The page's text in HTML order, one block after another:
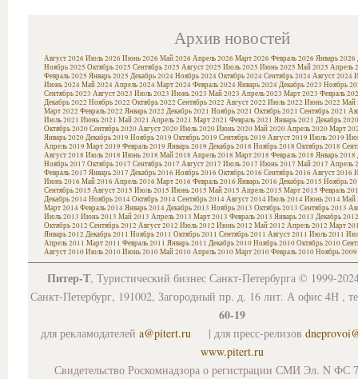
Архив новостей
Август 2026 Июль 2026 Июнь 2026 Май 2026 Апрель 2026 Март 2026 Февраль 2026 Январь 2026
Ноябрь 2025 Октябрь 2025 Сентябрь 2025 Август 2025 Июль 2025 Июнь 2025 Май 2025 Апрель
Февраль 2025 Январь 2025 Декабрь 2024Ноябрь 2024Октябрь 2024Сентябрь 2024Август 2024
Июнь 2024Май 2024Апрель 2024Март 2024Февраль 2024Январь 2024Декабрь 2023 Ноябрь
Сентябрь 2023 Август 2023 Июль 2023 Июнь 2023 Май 2023 Апрель 2023 Март 2023 Февраль
Декабрь 2022 Ноябрь 2022 Октябрь 2022 Сентябрь 2022 Август 2022 Июль 2022 Июнь 2022 Май
Март 2022 Февраль 2022 Январь 2022 Декабрь 2021 Ноябрь 2021 Октябрь 2021 Сентябрь 2021
Июль 2021 Июнь 2021 Май 2021 Апрель 2021 Март 2021 Февраль 2021 Январь 2021 Декабрь 2020
Октябрь 2020Сентябрь 2020Август 2020Июль 2020Июнь 2020Май 2020Апрель 2020Март
Январь 2020Декабрь 2019 Ноябрь 2019 Октябрь 2019 Сентябрь 2019 Август 2019 Июль 2019
Апрель 2019 Март 2019 Февраль 2019 Январь 2019 Декабрь 2018 Ноябрь 2018 Октябрь 2018
Август 2018 Июль 2018 Июнь 2018 Май 2018 Апрель 2018 Март 2018 Февраль 2018 Январь 2018
Ноябрь 2017 Октябрь 2017 Сентябрь 2017 Август 2017 Июль 2017 Июнь 2017 Май 2017 Апрель
Февраль 2017 Январь 2017 Декабрь 2016 Ноябрь 2016 Октябрь 2016 Сентябрь 2016 Август 2016
Июнь 2016 Май 2016 Апрель 2016 Март 2016 Февраль 2016 Январь 2016 Декабрь 2015 Ноябрь
Сентябрь 2015 Август 2015 Июль 2015 Июнь 2015 Май 2015 Апрель 2015 Март 2015 Февраль
Декабрь 2014Ноябрь 2014Октябрь 2014Сентябрь 2014Август 2014Июль 2014Июнь 2014Май
Март 2014Февраль 2014Январь 2014Декабрь 2013 Ноябрь 2013 Октябрь 2013 Сентябрь 2013
Июль 2013 Июнь 2013 Май 2013 Апрель 2013 Март 2013 Февраль 2013 Январь 2013 Декабрь 2012
Октябрь 2012 Сентябрь 2012 Август 2012 Июль 2012 Июнь 2012 Май 2012 Апрель 2012 Март
Январь 2012 Декабрь 2011 Ноябрь 2011 Октябрь 2011 Сентябрь 2011 Август 2011 Июль 2011
Апрель 2011 Март 2011 Февраль 2011 Январь 2011 Декабрь 2010Ноябрь 2010Октябрь 2010
Август 2010Июль 2010Июнь 2010Май 2010Апрель 2010Март 2010Февраль 2010Ноябрь 2009
Питер-Т, Туристический бизнес Санкт-Петербурга © 1999-
Санкт-Петербург, 191002, Загородный пр. д. 16 лит. А офис 4Н ,
60-19
для рекламодателей a@pitert.ru | для пресс-релизов
www.pitert.ru
Свидетельство Роскомнадзора о регистрации СМИ Эл. N ФС